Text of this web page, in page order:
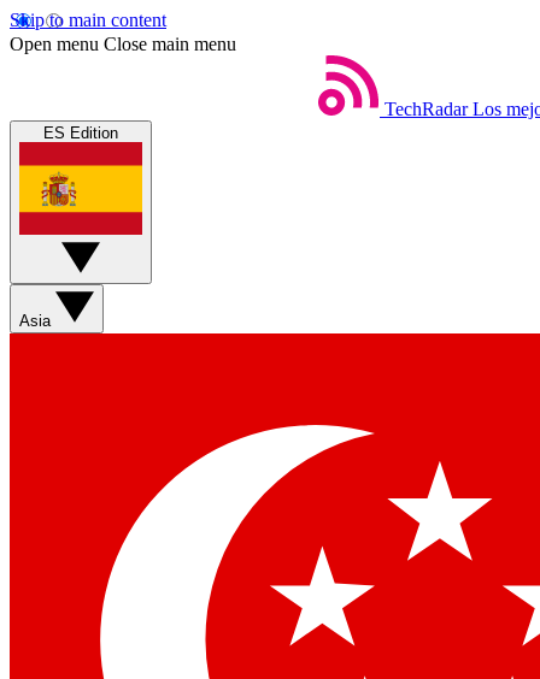
Skip to main content
Open menu Close main menu
TechRadar Los
ES Edition
Asia